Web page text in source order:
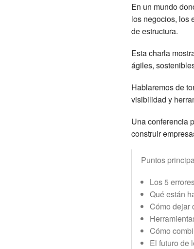
En un mundo
los negocios, los
de estructura.
Esta charla
ágiles,
Hablaremos de
visibilidad y
Una conferencia
construir
Puntos
Los 5
Qué están
Cómo dejar
Cómo
El futuro de